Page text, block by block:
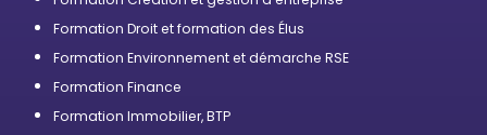
Formation Droit et formation des Élus
Formation Environnement et démarche RSE
Formation Finance
Formation Immobilier, BTP